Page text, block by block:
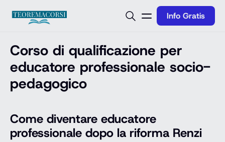
Info Gratis
Corso di qualificazione per
educatore professionale socio-
pedagogico
Come diventare educatore
professionale dopo la riforma Renzi